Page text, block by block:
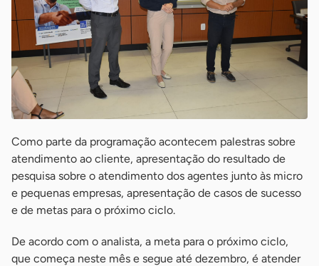
Como parte da programação acontecem palestras sobre
atendimento ao cliente, apresentação do resultado de
pesquisa sobre o atendimento dos agentes junto às micro
e pequenas empresas, apresentação de casos de sucesso
e de metas para o próximo ciclo.
De acordo com o analista, a meta para o próximo ciclo,
que começa neste mês e segue até dezembro, é atender